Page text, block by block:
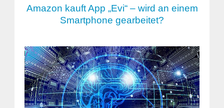
Amazon kauft App „Evi“ – wird an einem
Smartphone gearbeitet?